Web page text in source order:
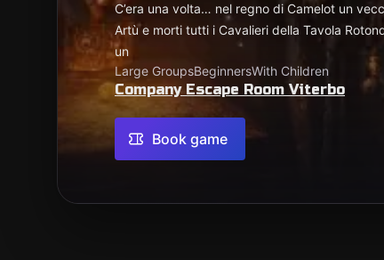
C’era una volta… nel regno di Camelot un
Artù e morti tutti i Cavalieri della Tavola
un
Large GroupsBeginnersWith Children
Company Escape Room Viterbo
Book game